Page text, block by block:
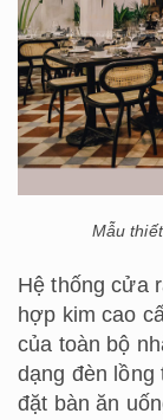
Mẫu
Hệ thống cửa
hợp kim cao
của toàn bộ
dạng đèn
đặt bàn ăn